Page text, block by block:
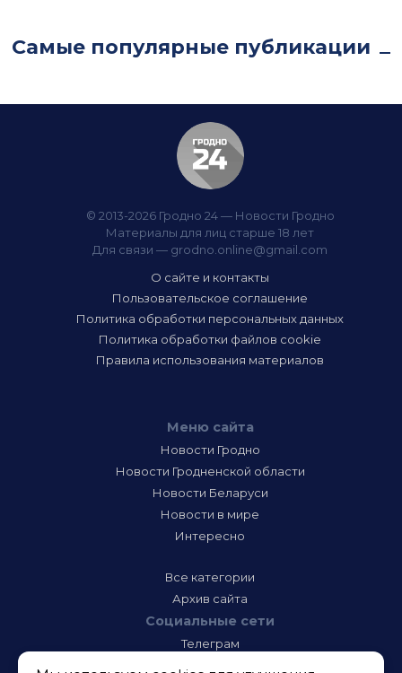
Самые популярные публикации
© 2013-2026 Гродно 24 — Новости Гродно
Материалы для лиц старше 18 лет
Для связи — grodno.online@gmail.com
О сайте и контакты
Пользовательское соглашение
Политика обработки персональных данных
Политика обработки файлов cookie
Правила использования материалов
Меню сайта
Новости Гродно
Новости Гродненской области
Новости Беларуси
Новости в мире
Интересно
Все категории
Архив сайта
Социальные сети
Телеграм